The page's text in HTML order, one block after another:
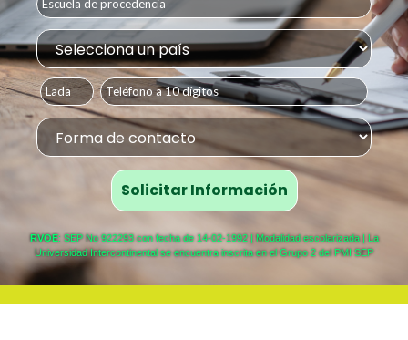
RVOE: SEP No 922293 con fecha de 14-02-1992 | Modalidad escolarizada | La
Universidad Intercontinental se encuentra inscrita en el Grupo 2 del PMI SEP